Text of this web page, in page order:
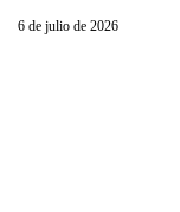
6 de julio de 2026